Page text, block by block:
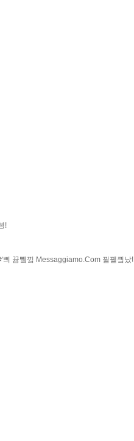
!
쁴 뀸쀜낔 Messaggiamo.Com 뀔뀉킠났!